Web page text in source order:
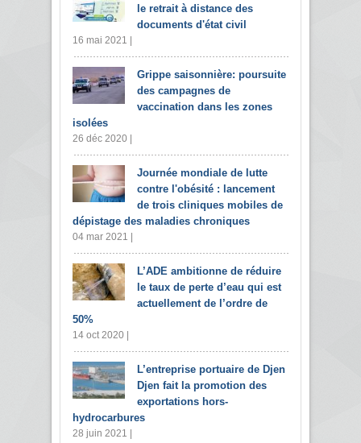
le retrait à distance des
documents d'état civil
16 mai 2021 |
Grippe saisonnière: poursuite
des campagnes de
vaccination dans les zones
isolées
26 déc 2020 |
Journée mondiale de lutte
contre l'obésité : lancement
de trois cliniques mobiles de
dépistage des maladies chroniques
04 mar 2021 |
L’ADE ambitionne de réduire
le taux de perte d’eau qui est
actuellement de l’ordre de
50%
14 oct 2020 |
L’entreprise portuaire de Djen
Djen fait la promotion des
exportations hors-
hydrocarbures
28 juin 2021 |